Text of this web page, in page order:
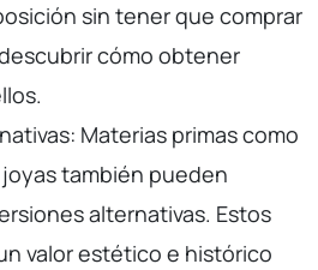
sin tener que comprar
cómo obtener
Materias primas como
también pueden
alternativas. Estos
valor estético e histórico